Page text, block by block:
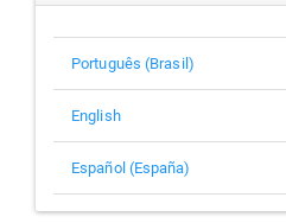
Português (Brasil)
English
Español (España)